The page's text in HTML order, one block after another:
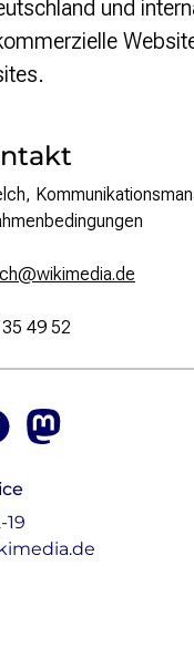
und
49 52
Mastodon
19